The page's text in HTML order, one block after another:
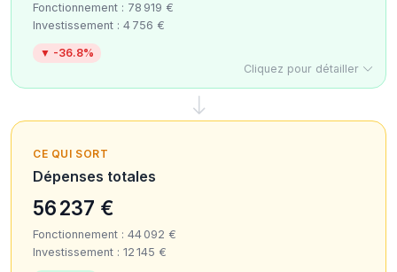
Fonctionnement : 78 919 €
Investissement : 4 756 €
▼ -36.8%
Cliquez pour détailler
CE QUI SORT
Dépenses totales
56 237 €
Fonctionnement : 44 092 €
Investissement : 12 145 €